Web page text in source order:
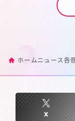
ホームニュース各